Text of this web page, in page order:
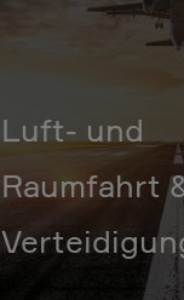
Luft- und
Raumfahrt